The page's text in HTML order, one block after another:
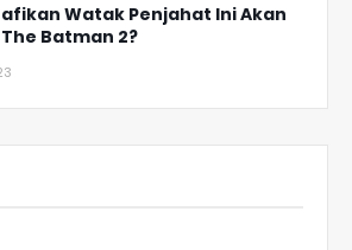
Watak Penjahat Ini Akan
Batman 2?